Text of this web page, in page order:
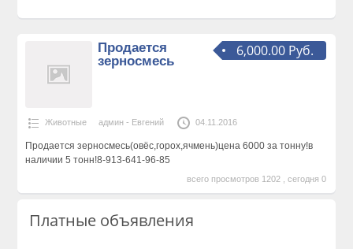
6,000.00 Руб.
Продается
зерносмесь
Животные админ - Евгений 04.11.2016
Продается зерносмесь(овёс,горох,ячмень)цена 6000 за тонну!в
наличии 5 тонн!8-913-641-96-85
всего просмотров 1202 , сегодня 0
Платные объявления